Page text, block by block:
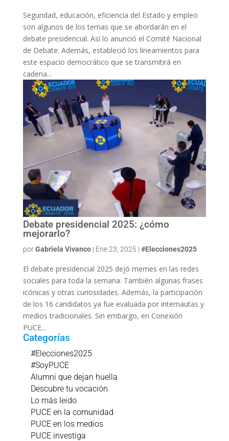
Seguridad, educación, eficiencia del Estado y empleo
son algunos de los temas que se abordarán en el
debate presidencial. Así lo anunció el Comité Nacional
de Debate. Además, estableció los lineamientos para
este espacio democrático que se transmitirá en
cadena...
Debate presidencial 2025: ¿cómo
mejorarlo?
porGabriela Vivanco| Ene 23, 2025 | #Elecciones2025
El debate presidencial 2025 dejó memes en las redes
sociales para toda la semana. También algunas frases
icónicas y otras curiosidades. Además, la participación
de los 16 candidatos ya fue evaluada por internautas y
medios tradicionales. Sin embargo, en Conexión
PUCE...
Categorías
#Elecciones2025
#SoyPUCE
Alumni que dejan huella
Descubre tu vocación
Lo más leído
PUCE en la comunidad
PUCE en los medios
PUCE investiga